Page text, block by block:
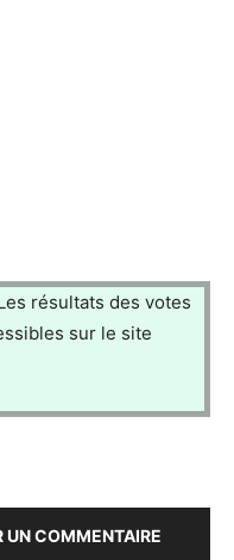
résultats des votes
sur le site
UN COMMENTAIRE